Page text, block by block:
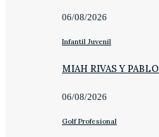
06/08/2026
Infantil Juvenil
MIAH RIVAS Y
06/08/2026
Golf Profesional